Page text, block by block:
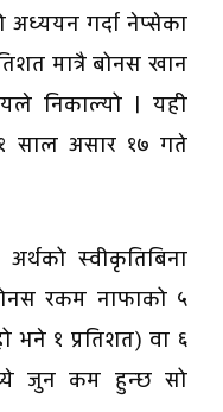
अध्ययन गर्दा नेप्सेका
मात्रै बोनस खान
निकाल्यो । यही
साल असार १७ गते
अर्थको स्वीकृतिबिना
रकम नाफाको ५
भने १ प्रतिशत) वा ६
जुन कम हुन्छ सो